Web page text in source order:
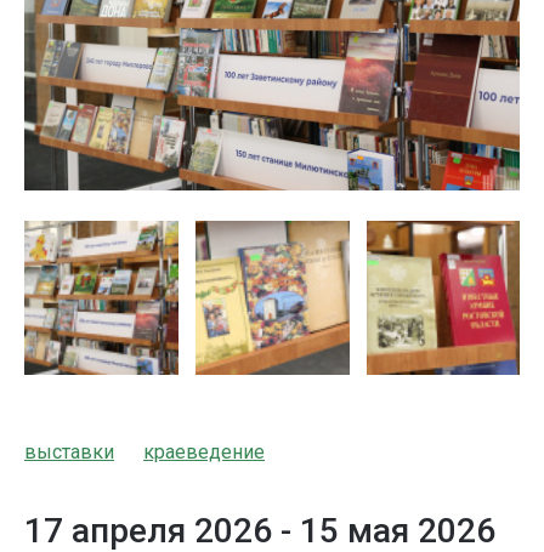
выставки краеведение
17 апреля 2026 - 15 мая 2026